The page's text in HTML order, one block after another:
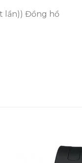
lần)) Đồng hồ